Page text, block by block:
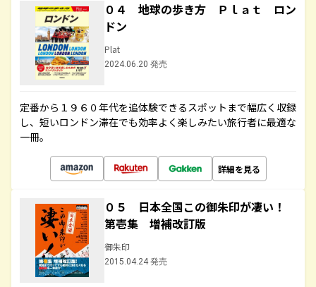
０４ 地球の歩き方 Ｐｌａｔ ロン
ドン
Plat
2024.06.20 発売
定番から１９６０年代を追体験できるスポットまで幅広く収録
し、短いロンドン滞在でも効率よく楽しみたい旅行者に最適な
一冊。
詳細を見る
０５ 日本全国この御朱印が凄い！
第壱集 増補改訂版
御朱印
2015.04.24 発売